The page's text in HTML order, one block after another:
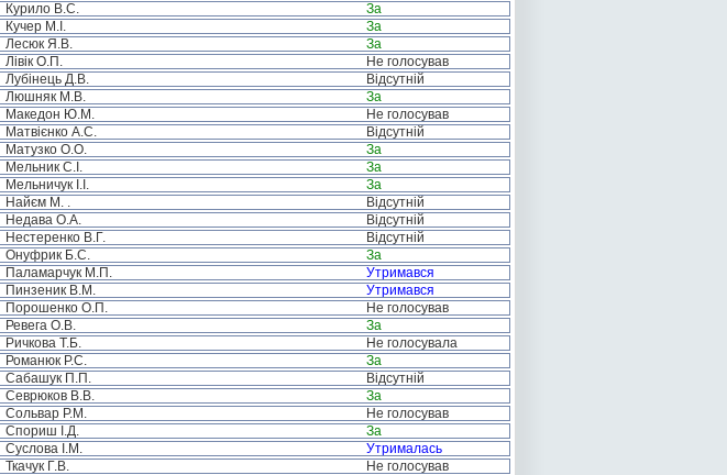
Курило В.С.
За
Кучер М.І.
За
Лесюк Я.В.
За
Лівік О.П.
Не голосував
Лубінець Д.В.
Відсутній
Люшняк М.В.
За
Македон Ю.М.
Не голосував
Матвієнко А.С.
Відсутній
Матузко О.О.
За
Мельник С.І.
За
Мельничук І.І.
За
Найєм М. .
Відсутній
Недава О.А.
Відсутній
Нестеренко В.Г.
Відсутній
Онуфрик Б.С.
За
Паламарчук М.П.
Утримався
Пинзеник В.М.
Утримався
Порошенко О.П.
Не голосував
Ревега О.В.
За
Ричкова Т.Б.
Не голосувала
Романюк Р.С.
За
Сабашук П.П.
Відсутній
Севрюков В.В.
За
Сольвар Р.М.
Не голосував
Спориш І.Д.
За
Суслова І.М.
Утрималась
Ткачук Г.В.
Не голосував